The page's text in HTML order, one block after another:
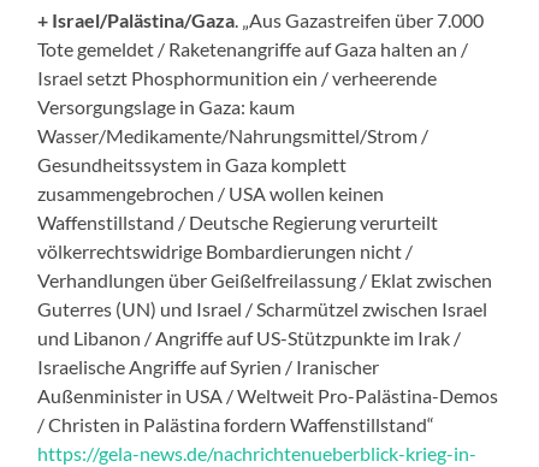
+ Israel/Palästina/Gaza . „Aus Gazastreifen über 7.000
Tote gemeldet / Raketenangriffe auf Gaza halten an /
Israel setzt Phosphormunition ein / verheerende
Versorgungslage in Gaza: kaum
Wasser/Medikamente/Nahrungsmittel/Strom /
Gesundheitssystem in Gaza komplett
zusammengebrochen / USA wollen keinen
Waffenstillstand / Deutsche Regierung verurteilt
völkerrechtswidrige Bombardierungen nicht /
Verhandlungen über Geißelfreilassung / Eklat zwischen
Guterres (UN) und Israel / Scharmützel zwischen Israel
und Libanon / Angriffe auf US-Stützpunkte im Irak /
Israelische Angriffe auf Syrien / Iranischer
Außenminister in USA / Weltweit Pro-Palästina-Demos
/ Christen in Palästina fordern Waffenstillstand“
https://gela-news.de/nachrichtenueberblick-krieg-in-